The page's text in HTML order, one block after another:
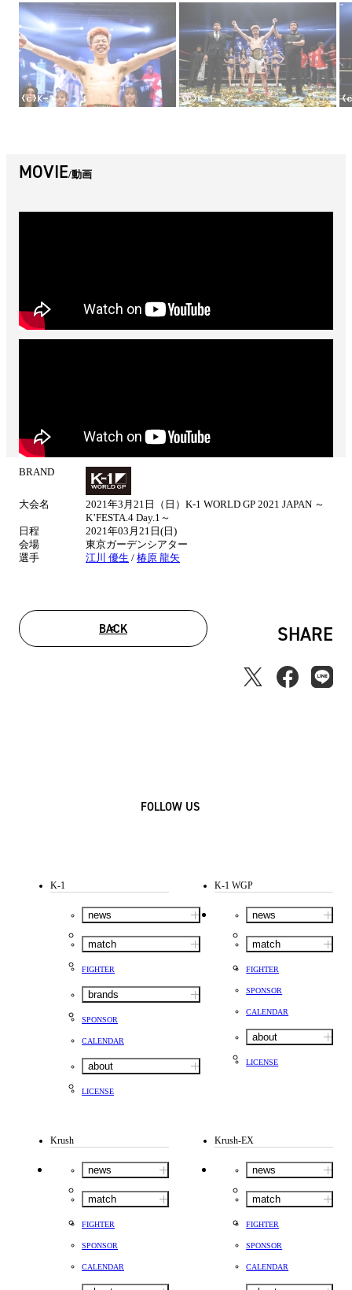
MOVIE 動画
BRAND
大会名
2021年3月21日（日）K-1 WORLD GP 2021 JAPAN ～
K’FESTA.4 Day.1～
日程
2021年03月21日(日)
会場
東京ガーデンシアター
選手
江川 優生 / 椿原 龍矢
BACK SHARE
FOLLOW US
K-1
news
match
FIGHTER
brands
SPONSOR
CALENDAR
about
LICENSE
K-1 WGP
news
match
FIGHTER
SPONSOR
CALENDAR
about
LICENSE
Krush
news
match
FIGHTER
SPONSOR
CALENDAR
Krush-EX
news
match
FIGHTER
SPONSOR
CALENDAR